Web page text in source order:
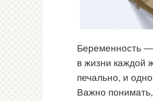
Беременность —
в жизни каждой
печально, и
Важно